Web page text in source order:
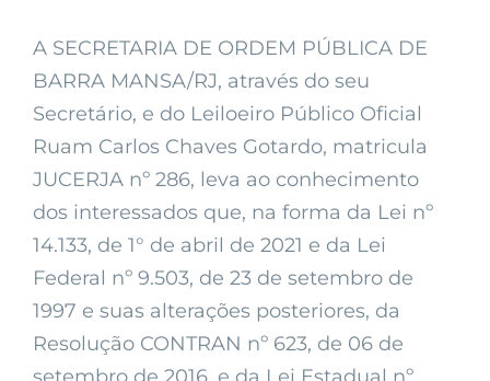
A SECRETARIA DE ORDEM PÚBLICA DE
BARRA MANSA/RJ, através do seu
Secretário, e do Leiloeiro Público Oficial
Ruam Carlos Chaves Gotardo, matricula
JUCERJA nº 286, leva ao conhecimento
dos interessados que, na forma da Lei nº
14.133, de 1° de abril de 2021 e da Lei
Federal nº 9.503, de 23 de setembro de
1997 e suas alterações posteriores, da
Resolução CONTRAN nº 623, de 06 de